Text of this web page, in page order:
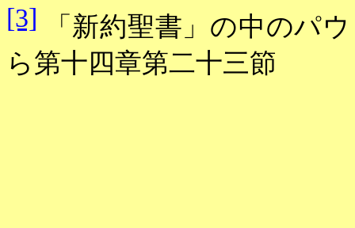
[3]
「新約聖書」の中のパ
ら第十四章第二十三節